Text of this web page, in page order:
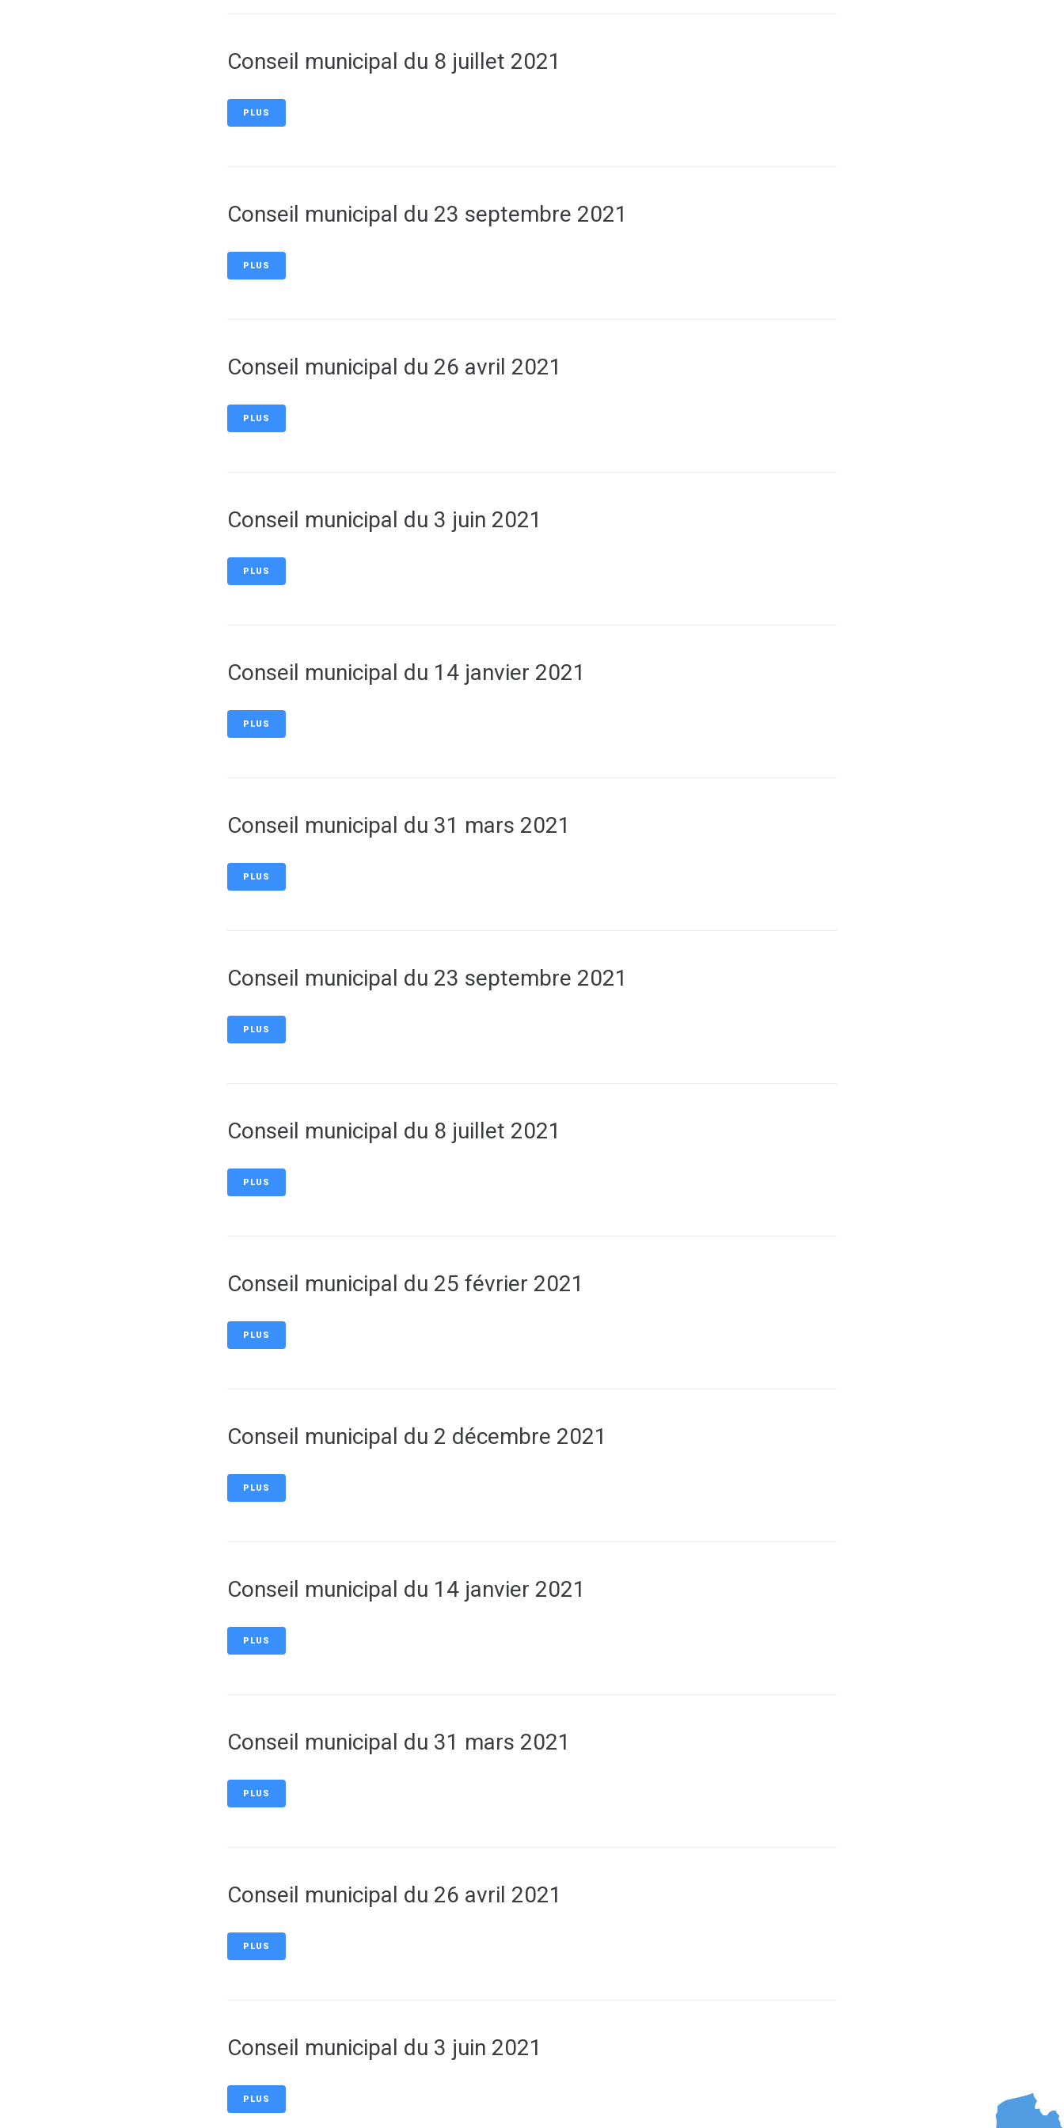
Conseil municipal du 8 juillet 2021
PLUS
Conseil municipal du 23 septembre 2021
PLUS
Conseil municipal du 26 avril 2021
PLUS
Conseil municipal du 3 juin 2021
PLUS
Conseil municipal du 14 janvier 2021
PLUS
Conseil municipal du 31 mars 2021
PLUS
Conseil municipal du 23 septembre 2021
PLUS
Conseil municipal du 8 juillet 2021
PLUS
Conseil municipal du 25 février 2021
PLUS
Conseil municipal du 2 décembre 2021
PLUS
Conseil municipal du 14 janvier 2021
PLUS
Conseil municipal du 31 mars 2021
PLUS
Conseil municipal du 26 avril 2021
PLUS
Conseil municipal du 3 juin 2021
PLUS